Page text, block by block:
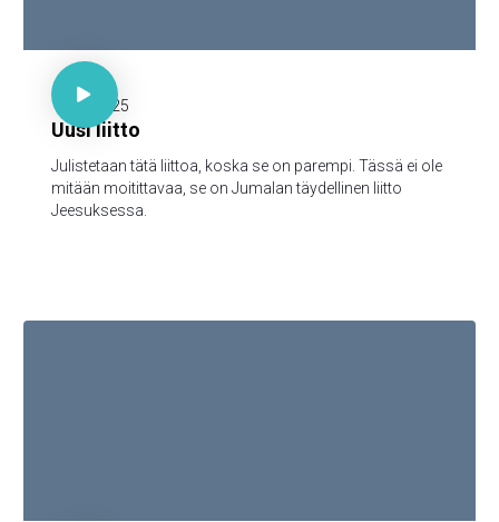
30 minuuttia

17.11.2025
Uusi liitto
Julistetaan tätä liittoa, koska se on parempi. Tässä ei ole
mitään moitittavaa, se on Jumalan täydellinen liitto
Jeesuksessa.